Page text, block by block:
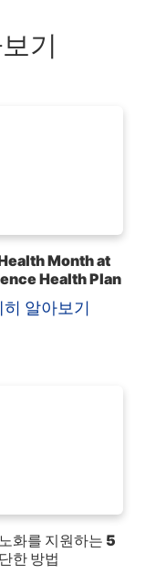
기
Month at
Health Plan
히 알아보기
화를 지원하는 5
한 방법